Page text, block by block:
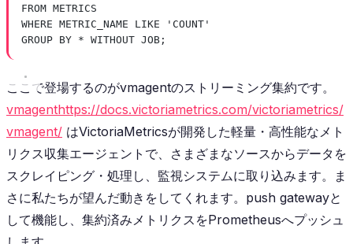
FROM METRICS
WHERE METRIC_NAME LIKE
'COUNT'
GROUP BY * WITHOUT JOB;
ここで登場するのがvmagentのストリーミング集約です。
vmagenthttps://docs.victoriametrics.com/victoriametrics/
vmagent/ はVictoriaMetricsが開発した軽量・高性能なメト
リクス収集エージェントで、さまざまなソースからデータを
スクレイピング・処理し、監視システムに取り込みます。ま
さに私たちが望んだ動きをしてくれます。push gatewayと
して機能し、集約済みメトリクスをPrometheusへプッシュ